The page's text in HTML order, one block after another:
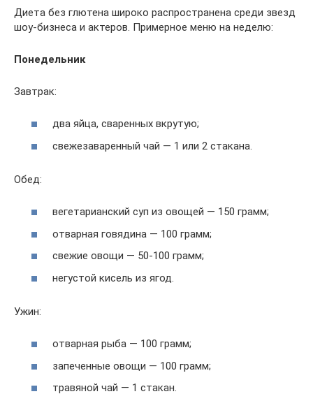
Диета без глютена широко распространена среди звезд
шоу-бизнеса и актеров. Примерное меню на неделю:
Понедельник
Завтрак:
два яйца, сваренных вкрутую;
свежезаваренный чай — 1 или 2 стакана.
Обед:
вегетарианский суп из овощей — 150 грамм;
отварная говядина — 100 грамм;
свежие овощи — 50-100 грамм;
негустой кисель из ягод.
Ужин:
отварная рыба — 100 грамм;
запеченные овощи — 100 грамм;
травяной чай — 1 стакан.